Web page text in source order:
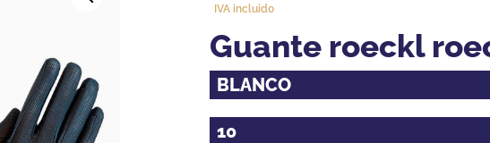
IVA incluido
guante roeckl